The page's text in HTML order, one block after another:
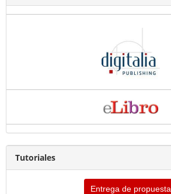
Tutoriales
Entrega de propuesta